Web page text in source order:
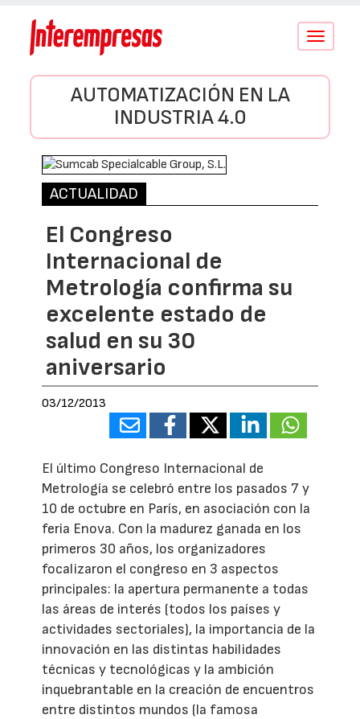
Conmutar
AUTOMATIZACIÓN EN LA
INDUSTRIA 4.0
ACTUALIDAD
El Congreso
Internacional de
Metrología confirma su
excelente estado de
salud en su 30
aniversario
03/12/2013
El último Congreso Internacional de
Metrología se celebró entre los pasados 7 y
10 de octubre en París, en asociación con la
feria Enova. Con la madurez ganada en los
primeros 30 años, los organizadores
focalizaron el congreso en 3 aspectos
principales: la apertura permanente a todas
las áreas de interés (todos los países y
actividades sectoriales), la importancia de la
innovación en las distintas habilidades
técnicas y tecnológicas y la ambición
inquebrantable en la creación de encuentros
entre distintos mundos (la famosa